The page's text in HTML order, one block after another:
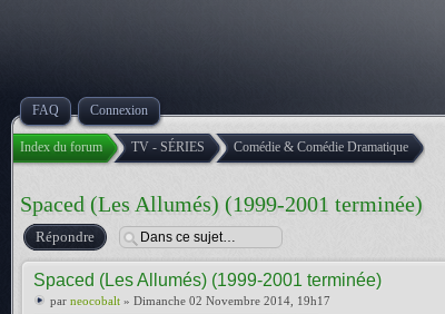
FAQ Connexion
Index du forum TV - SÉRIES Comédie & Comédie Dramatique
Spaced (Les Allumés) (1999-2001 terminée)
Répondre
Spaced (Les Allumés) (1999-2001 terminée)
par neocobalt » Dimanche 02 Novembre 2014, 19h17